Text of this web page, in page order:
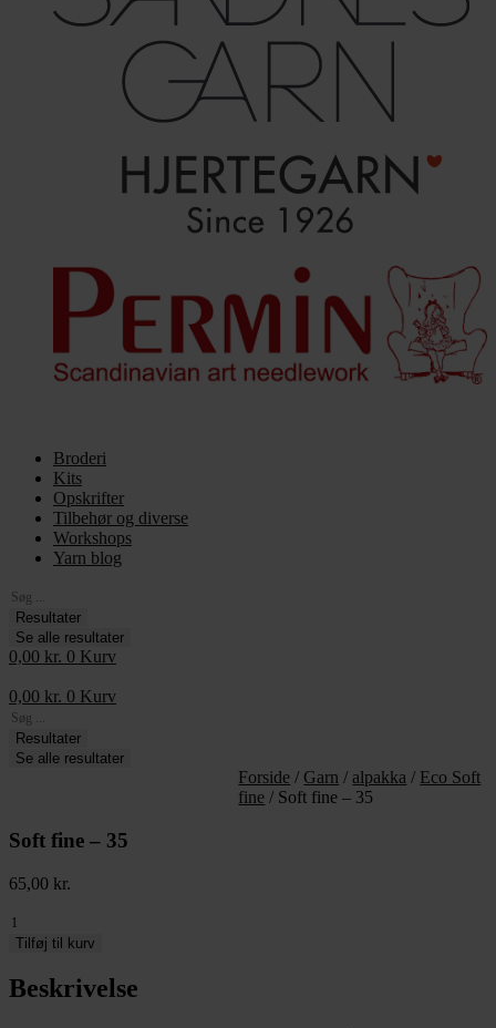
Broderi
Kits
Opskrifter
Tilbehør og diverse
Workshops
Yarn blog
Search
...Resultater
Se alle resultater
0,00 kr. 0 Kurv
0,00 kr. 0 Kurv
Search
...Resultater
Se alle resultater
Forside / Garn /alpakka / Eco Soft
fine / Soft fine – 35
Soft fine – 35
65,00 kr.
Soft
fine
35
antal
Tilføj til kurv
Beskrivelse